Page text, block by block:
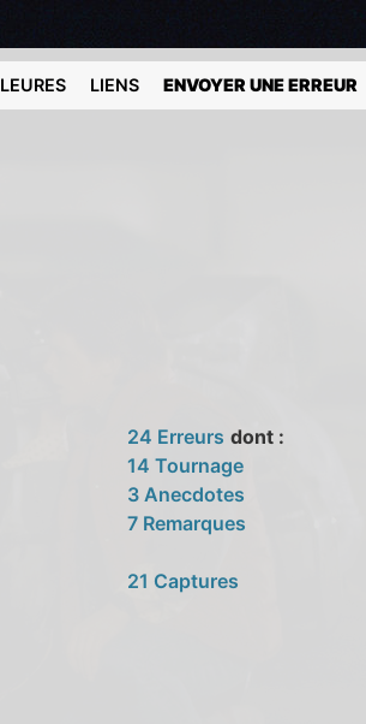
LIENS ENVOYER UNE ERREUR
24 Erreurs dont :
14 Tournage
3 Anecdotes
7 Remarques
21 Captures